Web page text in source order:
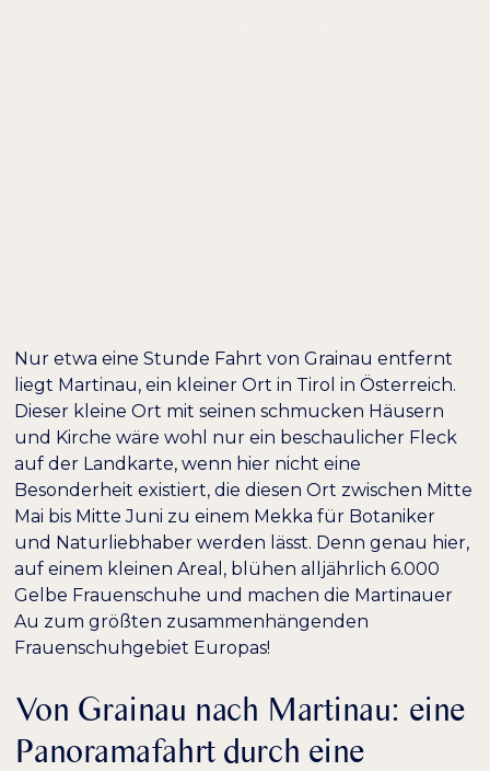
Farben umkehren Monochrom
Dunkler Kontrast Heller Kontrast
Niedrige Sättigung Hohe Sättigung
Links hervorheben
Bildschirmleser Lesemodus
Nur etwa eine Stunde Fahrt von Grainau entfernt
liegt Martinau, ein kleiner Ort in Tirol in Österreich.
Dieser kleine Ort mit seinen schmucken Häusern
und Kirche wäre wohl nur ein beschaulicher Fleck
auf der Landkarte, wenn hier nicht eine
Besonderheit existiert, die diesen Ort zwischen Mitte
Mai bis Mitte Juni zu einem Mekka für Botaniker
und Naturliebhaber werden lässt. Denn genau hier,
auf einem kleinen Areal, blühen alljährlich 6.000
Gelbe Frauenschuhe und machen die Martinauer
Au zum größten zusammenhängenden
Frauenschuhgebiet Europas!
Von Grainau nach Martinau: eine
Panoramafahrt durch eine